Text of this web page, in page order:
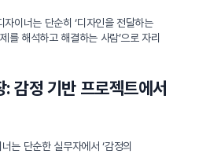
이너는 단순히 ‘디자인을 전달하는
를 해석하고 해결하는 사람’으로 자리
감정 기반 프로젝트에서
는 단순한 실무자에서 ‘감정의